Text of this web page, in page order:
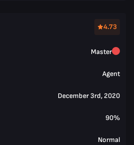
4.73
Master
Agent
December 3rd, 2020
90%
Normal